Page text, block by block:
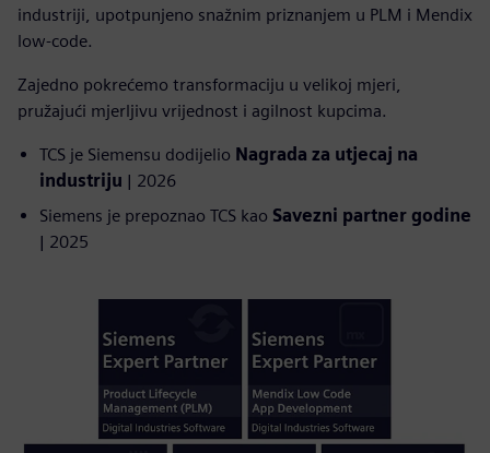
industriji, upotpunjeno snažnim priznanjem u PLM i Mendix
low-code.
Zajedno pokrećemo transformaciju u velikoj mjeri,
pružajući mjerljivu vrijednost i agilnost kupcima.
TCS je Siemensu dodijelio Nagrada za utjecaj na
industriju | 2026
Siemens je prepoznao TCS kao Savezni partner godine
| 2025